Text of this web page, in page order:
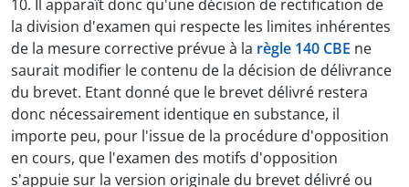
10. Il apparaît donc qu'une décision de rectification de
la division d'examen qui respecte les limites inhérentes
de la mesure corrective prévue à la règle 140 CBE ne
saurait modifier le contenu de la décision de délivrance
du brevet. Etant donné que le brevet délivré restera
donc nécessairement identique en substance, il
importe peu, pour l'issue de la procédure d'opposition
en cours, que l'examen des motifs d'opposition
s'appuie sur la version originale du brevet délivré ou